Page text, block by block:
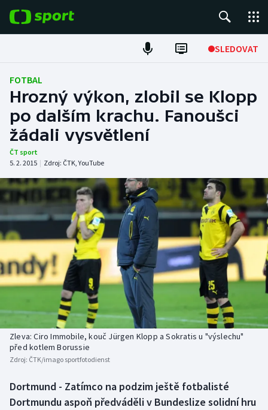
SLEDOVAT
Fotbal
Hokej
Tenis
Atletika
Cyklistika
DALŠÍ SPORTY
Americký fotbal
Baseball a softbal
Basketbal
Biatlon
Boby a skeleton
Box
NEPŘEHLÉDNĚTE
Soutěže
Historické návraty
Aplikace ČT sport
AZ kvíz
FOTBAL
Hrozný výkon, zlobil se Klopp
po dalším krachu. Fanoušci
žádali vysvětlení
ČT sport
5. 2. 2015 | Zdroj: ČTK,YouTube
Zleva: Ciro Immobile, kouč Jürgen Klopp a Sokratis u "výslechu"
před kotlem Borussie
Zdroj: ČTK/imago sportfotodienst
Dortmund - Zatímco na podzim ještě fotbalisté
Dortmundu aspoň předváděli v Bundeslize solidní hru